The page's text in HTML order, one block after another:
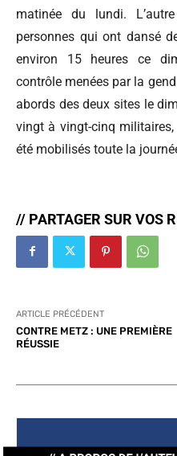
matinée du lundi.
personnes qui ont dansé
environ 15 heures ce
contrôle menées par la
abords des deux sites le
vingt à vingt-cinq
été mobilisés toute la
// PARTAGER SUR VOS
ARTICLE PRÉCÉDENT
CONTRE METZ : UNE PREMIÈRE
RÉUSSIE